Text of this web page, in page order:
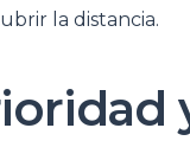
la distancia.